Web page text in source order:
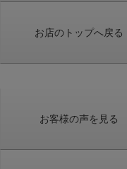
お店のトップへ戻る
お客様の声を見る